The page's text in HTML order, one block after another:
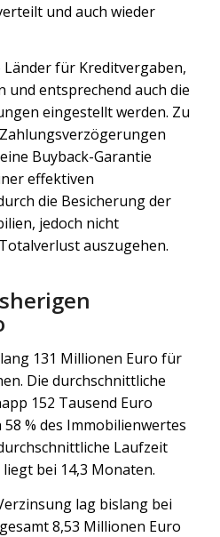
und auch wieder
für Kreditvergaben,
und entsprechend auch die
eingestellt werden. Zu
Buyback-Garantie
effektiven
die Besicherung der
jedoch nicht
auszugehen.
131 Millionen Euro für
Die durchschnittliche
152 Tausend Euro
% des Immobilienwertes
Laufzeit
bei 14,3 Monaten.
lag bislang bei
8,53 Millionen Euro